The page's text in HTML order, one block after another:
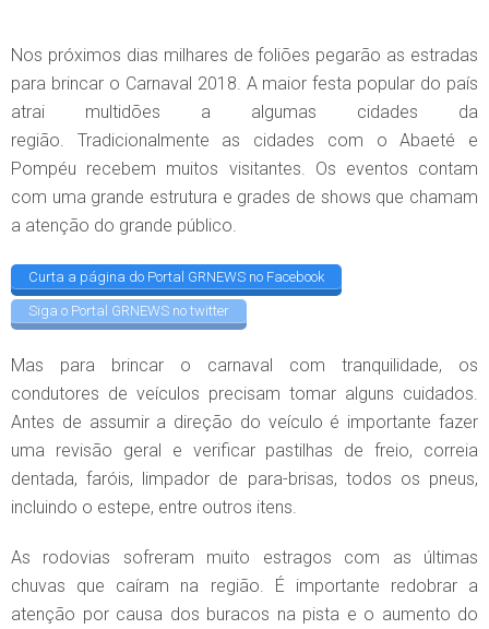
Nos próximos dias milhares de foliões pegarão as estradas
para brincar o Carnaval 2018. A maior festa popular do país
atrai multidões a algumas cidades da
região. Tradicionalmente as cidades com o Abaeté e
Pompéu recebem muitos visitantes. Os eventos contam
com uma grande estrutura e grades de shows que chamam
a atenção do grande público.
Curta a página do Portal GRNEWS no Facebook
Siga o Portal GRNEWS no twitter
Mas para brincar o carnaval com tranquilidade, os
condutores de veículos precisam tomar alguns cuidados.
Antes de assumir a direção do veículo é importante fazer
uma revisão geral e verificar pastilhas de freio, correia
dentada, faróis, limpador de para-brisas, todos os pneus,
incluindo o estepe, entre outros itens.
As rodovias sofreram muito estragos com as últimas
chuvas que caíram na região. É importante redobrar a
atenção por causa dos buracos na pista e o aumento do